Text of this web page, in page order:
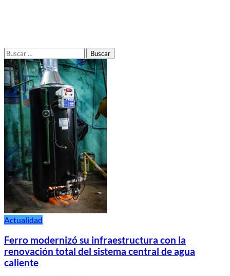
Buscar:
Actualidad
Ferro modernizó su infraestructura con la
renovación total del sistema central de agua
caliente